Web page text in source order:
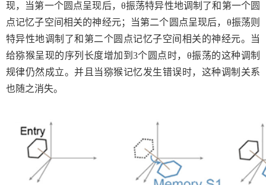
现，当第一个圆点呈现后， θ振荡特异性地调制了和第一个圆
点记忆子空间相关的神经元；当第二个圆点呈现后， θ振荡则
特异性地调制了和第二个圆点记忆子空间相关的神经元。当
给猕猴呈现的序列长度增加到 3个圆点时， θ振荡的这种调制
规律仍然成立。并且当猕猴记忆发生错误时，这种调制关系
也随之消失。